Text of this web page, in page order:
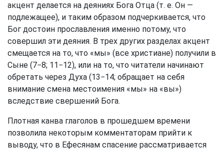
акцент делается на деяниях Бога Отца (т. е. Он —
подлежащее), и таким образом подчеркивается, что
Бог достоин прославления именно потому, что
совершил эти деяния. В трех других разделах акцент
смещается на то, что «мы» (все христиане) получили в
Сыне (7−8; 11−12), или на то, что читатели начинают
обретать через Духа (13−14; обращает на себя
внимание смена местоимения «мы» на «вы»)
вследствие свершений Бога.
Плотная канва глаголов в прошедшем времени
позволила некоторым комментаторам прийти к
выводу, что в Ефесянам спасение рассматривается